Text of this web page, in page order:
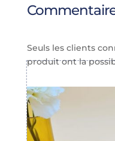
Seuls les clients
produit ont la